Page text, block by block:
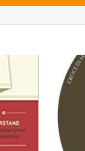
Cabossa
del
birrificio
Croce
di
Malto